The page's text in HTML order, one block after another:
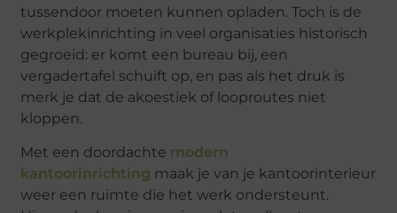
tussendoor moeten kunnen opladen. Toch is de
werkplekinrichting in veel organisaties historisch
gegroeid: er komt een bureau bij, een
vergadertafel schuift op, en pas als het druk is
merk je dat de akoestiek of looproutes niet
kloppen.
Met een doordachte modern
kantoorinrichting maak je van je kantoorinterieur
weer een ruimte die het werk ondersteunt.